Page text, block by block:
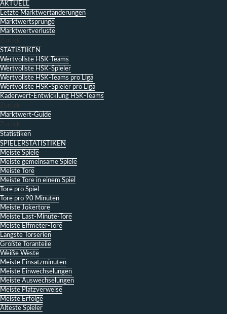
AKTUELL
Letzte Marktwertänderungen
Marktwertsprünge
Marktwertverluste
Zurück
STATISTIKEN
Wertvollste HSK-Teams
Wertvollste HSK-Spieler
Wertvollste HSK-Teams pro Liga
Wertvollste HSK-Spieler pro Liga
Kaderwert-Entwicklung HSK-Teams
Zurück
Marktwert-Guide
Zurück
Statistiken
SPIELERSTATISTIKEN
Meiste Spiele
Meiste gemeinsame Spiele
Meiste Tore
Meiste Tore in einem Spiel
Tore pro Spiel
Tore pro 90 Minuten
Meiste Jokertore
Meiste Last-Minute-Tore
Meiste Elfmeter-Tore
Längste Torserien
Größte Toranteile
Weiße Weste
Meiste Einsatzminuten
Meiste Einwechselungen
Meiste Auswechselungen
Meiste Platzverweise
Meiste Erfolge
Älteste Spieler